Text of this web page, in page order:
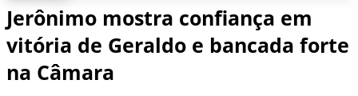
Jerônimo mostra confiança em
vitória de Geraldo e bancada forte
na Câmara